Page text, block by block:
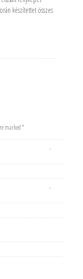
készítettet összes
marked *